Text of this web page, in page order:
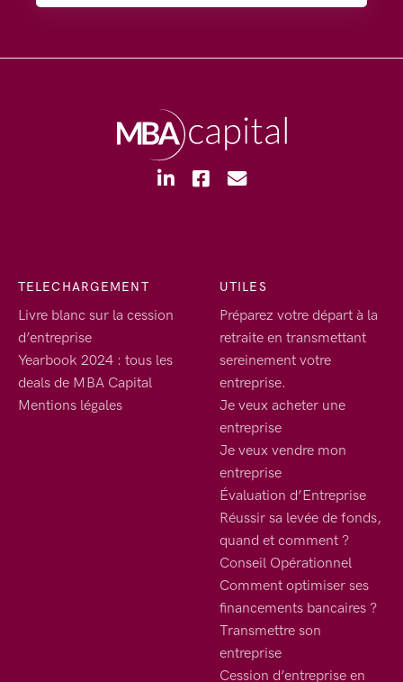
TELECHARGEMENT
Livre blanc sur la cession
d’entreprise
Yearbook 2024 : tous les
deals de MBA Capital
Mentions légales
UTILES
Préparez votre départ à la
retraite en transmettant
sereinement votre
entreprise.
Je veux acheter une
entreprise
Je veux vendre mon
entreprise
Évaluation d’Entreprise
Réussir sa levée de fonds,
quand et comment ?
Conseil Opérationnel
Comment optimiser ses
financements bancaires ?
Transmettre son
entreprise
Cession d’entreprise en